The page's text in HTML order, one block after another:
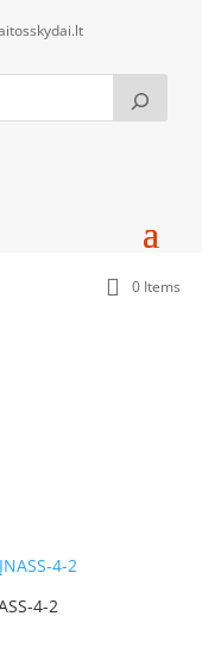
0 Items
4-2